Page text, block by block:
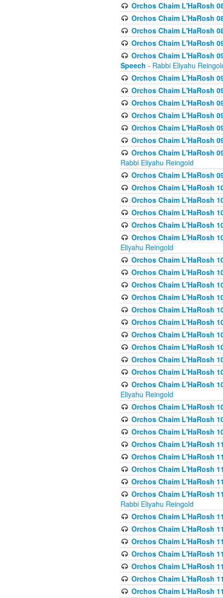
Orchos Chaim L'HaRosh
Orchos Chaim L'HaRosh
Orchos Chaim L'HaRosh
Orchos Chaim L'HaRosh
Orchos Chaim L'HaRosh
Speech - Rabbi Eliyahu
Orchos Chaim L'HaRosh
Orchos Chaim L'HaRosh
Orchos Chaim L'HaRosh
Orchos Chaim L'HaRosh
Orchos Chaim L'HaRosh
Orchos Chaim L'HaRosh
Orchos Chaim L'HaRosh
Rabbi Eliyahu Reingold
Orchos Chaim L'HaRosh
Orchos Chaim L'HaRosh
Orchos Chaim L'HaRosh
Orchos Chaim L'HaRosh
Orchos Chaim L'HaRosh
Orchos Chaim L'HaRosh
Eliyahu Reingold
Orchos Chaim L'HaRosh
Orchos Chaim L'HaRosh
Orchos Chaim L'HaRosh
Orchos Chaim L'HaRosh
Orchos Chaim L'HaRosh
Orchos Chaim L'HaRosh
Orchos Chaim L'HaRosh
Orchos Chaim L'HaRosh
Orchos Chaim L'HaRosh
Orchos Chaim L'HaRosh
Orchos Chaim L'HaRosh
Eliyahu Reingold
Orchos Chaim L'HaRosh
Orchos Chaim L'HaRosh
Orchos Chaim L'HaRosh
Orchos Chaim L'HaRosh
Orchos Chaim L'HaRosh
Orchos Chaim L'HaRosh
Orchos Chaim L'HaRosh
Orchos Chaim L'HaRosh
Rabbi Eliyahu Reingold
Orchos Chaim L'HaRosh
Orchos Chaim L'HaRosh
Orchos Chaim L'HaRosh
Orchos Chaim L'HaRosh
Orchos Chaim L'HaRosh
Orchos Chaim L'HaRosh
Orchos Chaim L'HaRosh